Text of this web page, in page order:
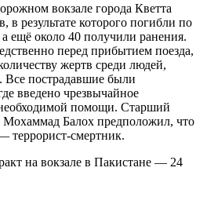
вокзале города Кветта
результате которого погибли по
ещё около 40 получили ранения.
перед прибытием поезда,
жертв среди людей,
Все пострадавшие были
введено чрезвычайное
помощи. Старший
Балох предположил, что
террорист-смертник.